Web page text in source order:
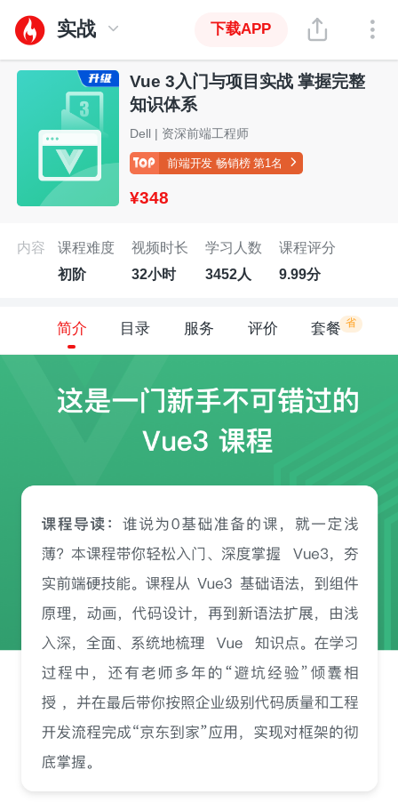
实战 下载APP
Vue 3入门与项目实战 掌握完整
知识体系
Dell | 资深前端工程师
前端开发 畅销榜 第1名
¥348
内容
课程难度
初阶
视频时长
32小时
学习人数
3452人
课程评分
9.99分
简介 目录 服务 评价 套餐 省